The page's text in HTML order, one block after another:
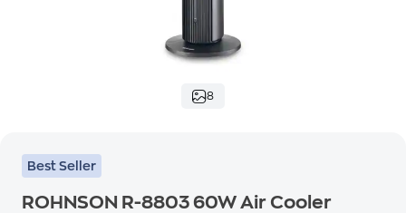
8
Best Seller
ROHNSON R-8803 60W Air Cooler